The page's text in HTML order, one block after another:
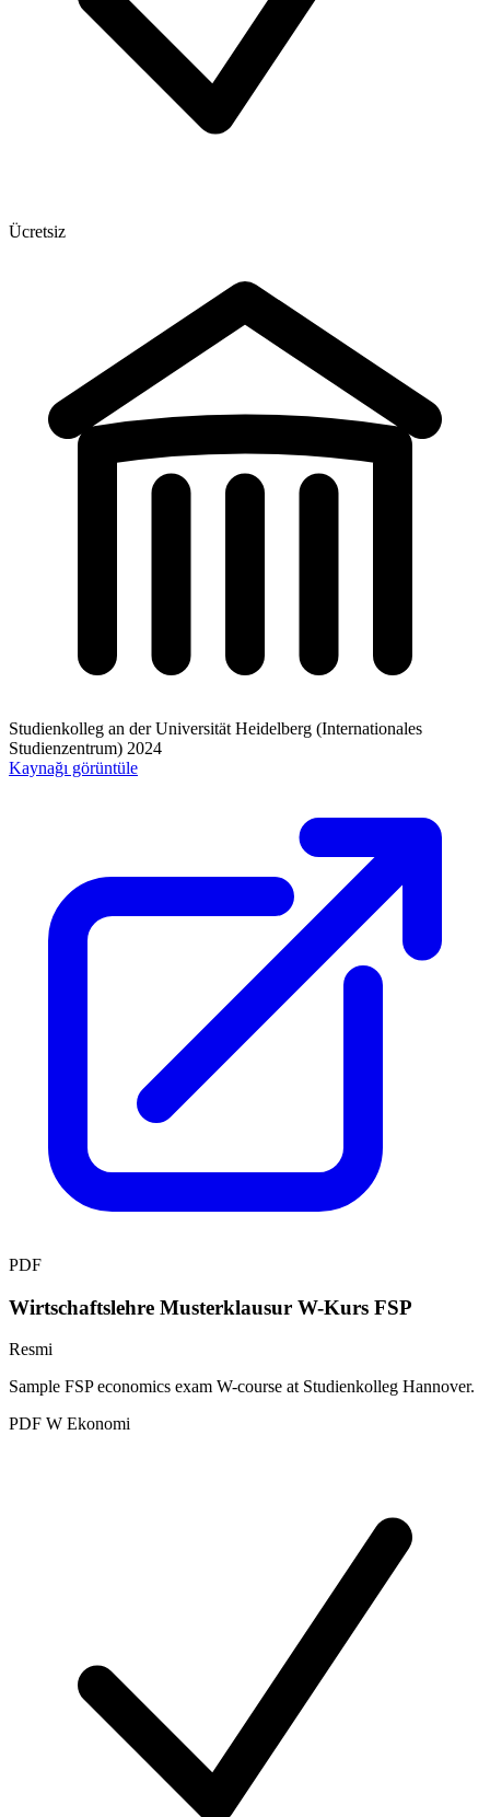
Ücretsiz
Studienkolleg an der Universität Heidelberg (Internationales
Studienzentrum) 2024
Kaynağı görüntüle
PDF
Wirtschaftslehre Musterklausur W-Kurs FSP
Resmi
Sample FSP economics exam W-course at Studienkolleg Hannover.
PDF W Ekonomi